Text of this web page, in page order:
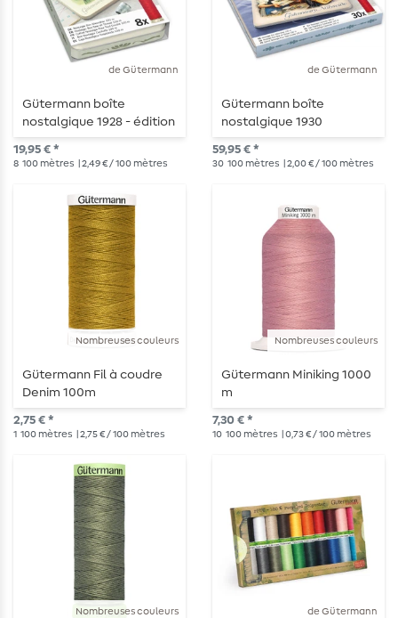
de Gütermann
Gütermann boîte
nostalgique 1928 - édition
arc-en-ciel
19,95 € *
8 100 mètres | 2,49 € / 100 mètres
de Gütermann
Gütermann boîte
nostalgique 1930
59,95 € *
30 100 mètres | 2,00 € / 100 mètres
Nombreuses couleurs
Gütermann Fil à coudre
Denim 100m
2,75 € *
1 100 mètres | 2,75 € / 100 mètres
Nombreuses couleurs
Gütermann Miniking 1000
m
7,30 € *
10 100 mètres | 0,73 € / 100 mètres
Nombreuses couleurs de Gütermann